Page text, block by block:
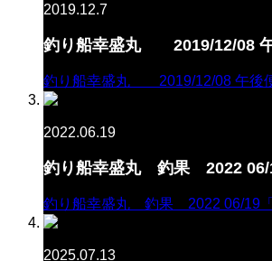
2019.12.7
釣り船幸盛丸 2019/12/08
釣り船幸盛丸 2019/12/08 午後
2022.06.19
釣り船幸盛丸 釣果 2022
釣り船幸盛丸 釣果 2022 06/19「
2025.07.13